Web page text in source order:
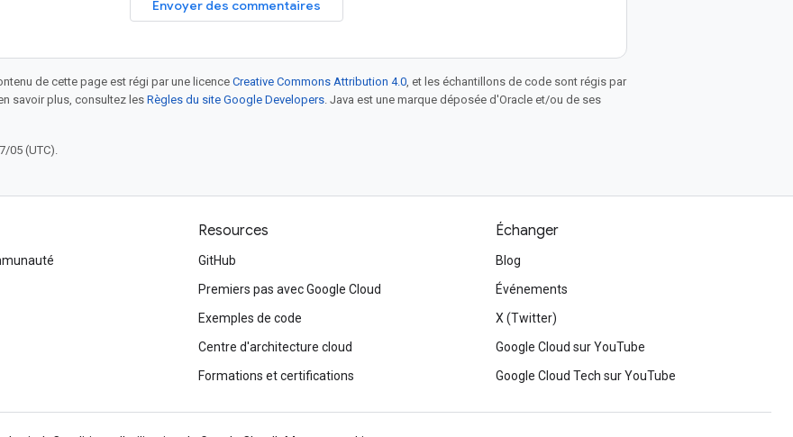
Envoyer des commentaires
de cette page est régi par une licence Creative Commons Attribution 4.0, et les échantillons de code sont régis par
savoir plus, consultez les Règles du site Google Developers. Java est une marque déposée d'Oracle et/ou de ses
05 (UTC).
Resources
GitHub
Premiers pas avec Google Cloud
Exemples de code
Centre d'architecture cloud
Formations et certifications
Échanger
Blog
Événements
X (Twitter)
Google Cloud sur YouTube
Google Cloud Tech sur YouTube